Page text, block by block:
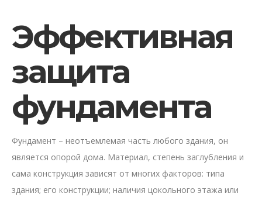
Эффективная
защита
фундамента
Фундамент – неотъемлемая часть любого здания, он
является опорой дома. Материал, степень заглубления и
сама конструкция зависят от многих факторов: типа
здания; его конструкции; наличия цокольного этажа или